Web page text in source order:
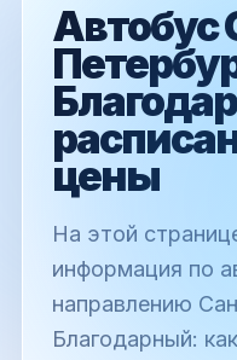
Автобус
цены
На этой
информация по
направлению
Благодарный: